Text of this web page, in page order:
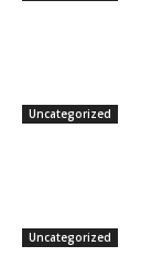
Uncategorized
Uncategorized